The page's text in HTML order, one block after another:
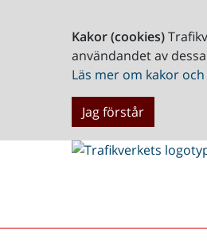
Kakor (cookies)
användandet av
Läs mer om kakor
Jag förstår